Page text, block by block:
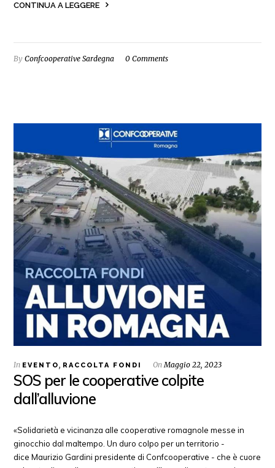
CONTINUA A LEGGERE
ByConfcooperative Sardegna 0 Comments
In EVENTO, RACCOLTA FONDI OnMaggio 22, 2023
SOS per le cooperative colpite
dall’alluvione
«Solidarietà e vicinanza alle cooperative romagnole messe in
ginocchio dal maltempo. Un duro colpo per un territorio -
dice Maurizio Gardini presidente di Confcooperative - che è cuore